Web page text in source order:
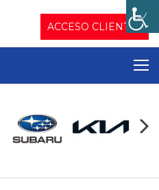
ACCESO CLIENTES